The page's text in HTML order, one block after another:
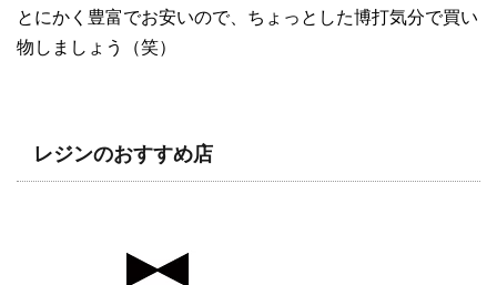
とにかく豊富でお安いので、ちょっとした博打気分で買い
物しましょう（笑）
レジンのおすすめ店